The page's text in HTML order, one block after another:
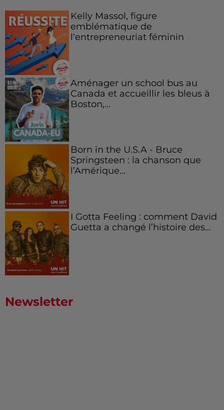
Kelly Massol, figure
emblématique de
l'entrepreneuriat féminin
Aménager un school bus au
Canada et accueillir les bleus à
Boston,...
Born in the U.S.A - Bruce
Springsteen : la chanson que
l’Amérique...
I Gotta Feeling : comment David
Guetta a changé l’histoire des...
Newsletter